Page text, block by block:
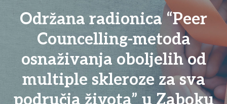
Održana radionica “Peer
Councelling-metoda
osnaživanja oboljelih od
multiple skleroze za sva
područja života” u Zaboku